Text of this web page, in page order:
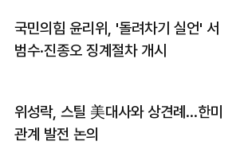
국민의힘 윤리위, '돌려차기 실언' 서
범수·진종오 징계절차 개시
위성락, 스틸 美대사와 상견례…한미
관계 발전 논의